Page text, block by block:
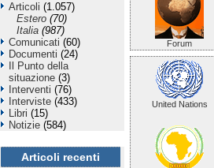
Articoli (1.057)
Estero (70)
Italia (987)
Comunicati (60)
Documenti (24)
Il Punto della
situazione (3)
Interventi (76)
Interviste (433)
Libri (15)
Notizie (584)
Articoli recenti
Forum
United Nations